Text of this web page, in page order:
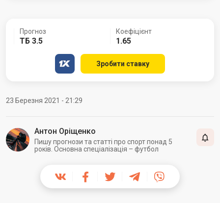
Прогноз
ТБ 3.5
Коефіцієнт
1.65
Зробити ставку
23 Березня 2021 - 21:29
Антон Оріщенко
Пишу прогнози та статті про спорт понад 5
років. Основна спеціалізація – футбол